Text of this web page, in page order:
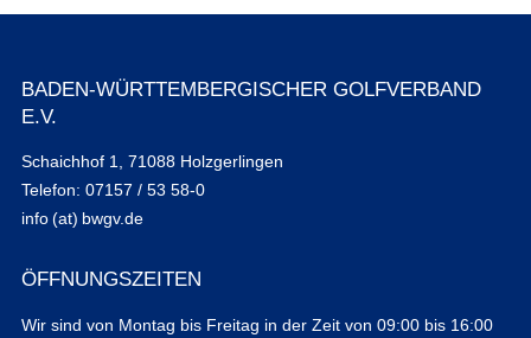
BADEN-WÜRTTEMBERGISCHER GOLFVERBAND
E.V.
Schaichhof 1, 71088 Holzgerlingen
Telefon: 07157 / 53 58-0
info (at) bwgv.de
ÖFFNUNGSZEITEN
Wir sind von Montag bis Freitag in der Zeit von 09:00 bis 16:00